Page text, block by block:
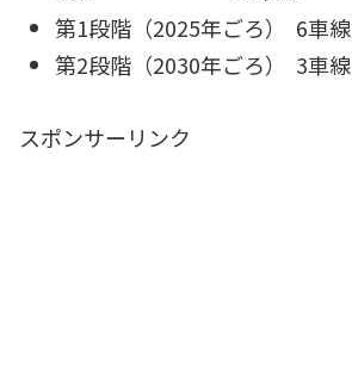
第1段階（2025年ごろ） 6車線
第2段階（2030年ごろ） 3車線
スポンサーリンク